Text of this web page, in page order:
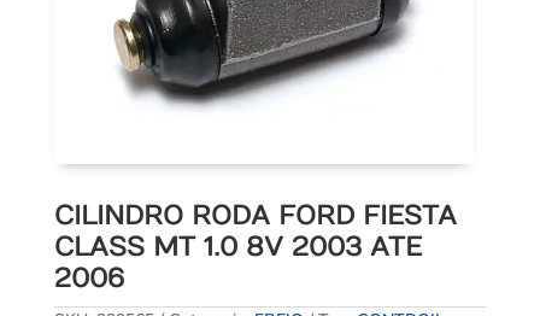
CILINDRO RODA FORD FIESTA
CLASS MT 1.0 8V 2003 ATE
2006